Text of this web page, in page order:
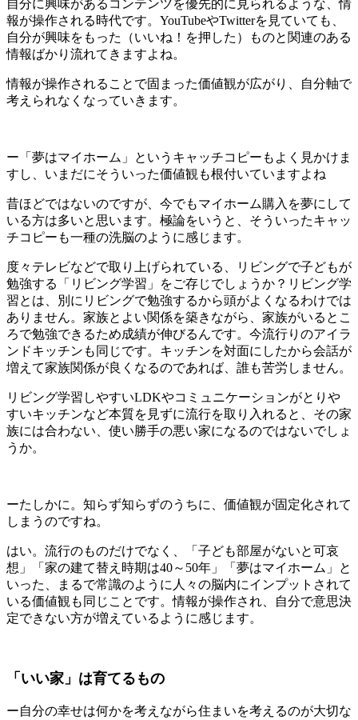
自分に興味があるコンテンツを優先的に見られるような、情
報が操作される時代です。YouTubeやTwitterを見ていても、
自分が興味をもった（いいね！を押した）ものと関連のある
情報ばかり流れてきますよね。
情報が操作されることで固まった価値観が広がり、自分軸で
考えられなくなっていきます。
ー「夢はマイホーム」というキャッチコピーもよく見かけま
すし、いまだにそういった価値観も根付いていますよね
昔ほどではないのですが、今でもマイホーム購入を夢にして
いる方は多いと思います。極論をいうと、そういったキャッ
チコピーも一種の洗脳のように感じます。
度々テレビなどで取り上げられている、リビングで子どもが
勉強する「リビング学習」をご存じでしょうか？リビング学
習とは、別にリビングで勉強するから頭がよくなるわけでは
ありません。家族とよい関係を築きながら、家族がいるとこ
ろで勉強できるため成績が伸びるんです。今流行りのアイラ
ンドキッチンも同じです。キッチンを対面にしたから会話が
増えて家族関係が良くなるのであれば、誰も苦労しません。
リビング学習しやすいLDKやコミュニケーションがとりや
すいキッチンなど本質を見ずに流行を取り入れると、その家
族には合わない、使い勝手の悪い家になるのではないでしょ
うか。
ーたしかに。知らず知らずのうちに、価値観が固定化されて
しまうのですね。
はい。流行のものだけでなく、「子ども部屋がないと可哀
想」「家の建て替え時期は40～50年」「夢はマイホーム」と
いった、まるで常識のように人々の脳内にインプットされて
いる価値観も同じことです。情報が操作され、自分で意思決
定できない方が増えているように感じます。
「いい家」は育てるもの
ー自分の幸せは何かを考えながら住まいを考えるのが大切な